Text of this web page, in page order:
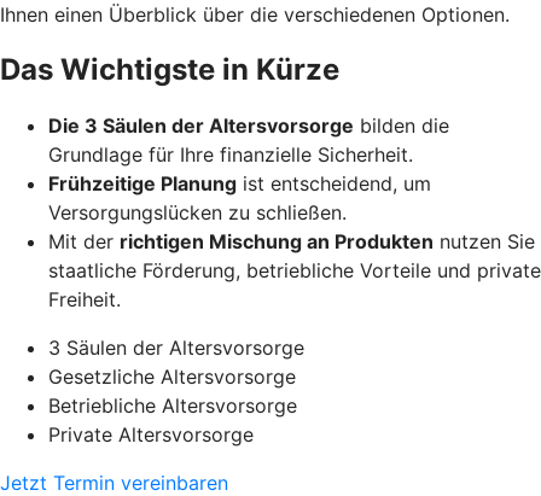
Ihnen einen Überblick über die verschiedenen Optionen.
Das Wichtigste in Kürze
Die 3 Säulen der Altersvorsorge bilden die
Grundlage für Ihre finanzielle Sicherheit.
Frühzeitige Planung ist entscheidend, um
Versorgungslücken zu schließen.
Mit der richtigen Mischung an Produkten nutzen Sie
staatliche Förderung, betriebliche Vorteile und private
Freiheit.
3 Säulen der Altersvorsorge
Gesetzliche Altersvorsorge
Betriebliche Altersvorsorge
Private Altersvorsorge
Jetzt Termin vereinbaren